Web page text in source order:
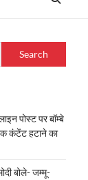
Search
पोस्ट पर बॉम्बे
कंटेंट हटाने का
बोले- जम्मू-